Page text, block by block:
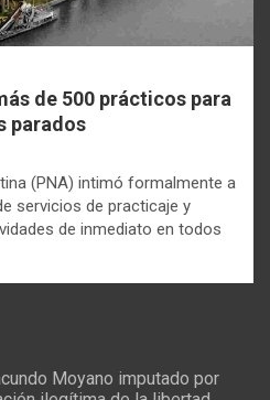
de 500 prácticos para
parados
(PNA) intimó formalmente a
servicios de practicaje y
de inmediato en todos
Moyano imputado por